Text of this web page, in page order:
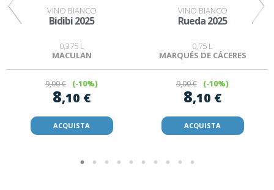
VINO BIANCO
Bidibi 2025
0,375 L
MACULAN
9,00 € (-10%)
8,10 €
ACQUISTA
VINO BIANCO
Rueda 2025
0,75 L
MARQUÉS DE CÁCERES
9,00 € (-10%)
8,10 €
ACQUISTA